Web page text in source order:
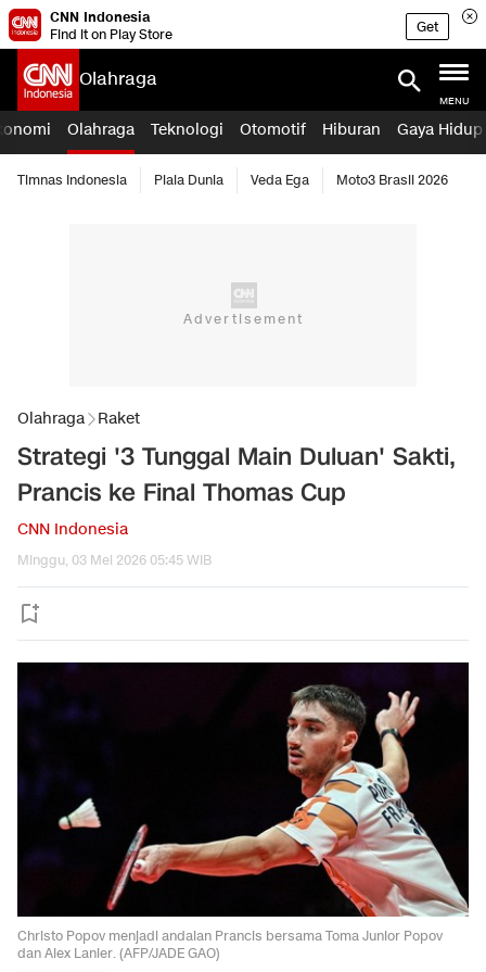
CNN Indonesia
Find it on Play Store
Get
Olahraga
MENU
Olahraga Teknologi Otomotif Hiburan Gaya Hidup
Timnas Indonesia Piala Dunia Veda Ega Moto3 Brasil 2026
Olahraga Raket
Strategi '3 Tunggal Main Duluan' Sakti,
Prancis ke Final Thomas Cup
CNN Indonesia
Minggu, 03 Mei 2026 05:45 WIB
Christo Popov menjadi andalan Prancis bersama Toma Junior Popov
dan Alex Lanier. (AFP/JADE GAO)